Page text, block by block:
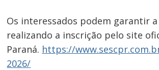
Os interessados podem garantir
realizando a inscrição pelo site
Paraná. https://
2026/